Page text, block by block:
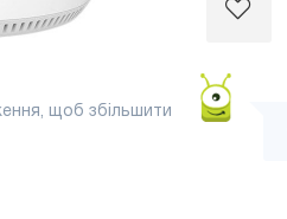
щоб збільшити